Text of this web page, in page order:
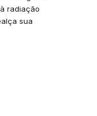
radiação
sua